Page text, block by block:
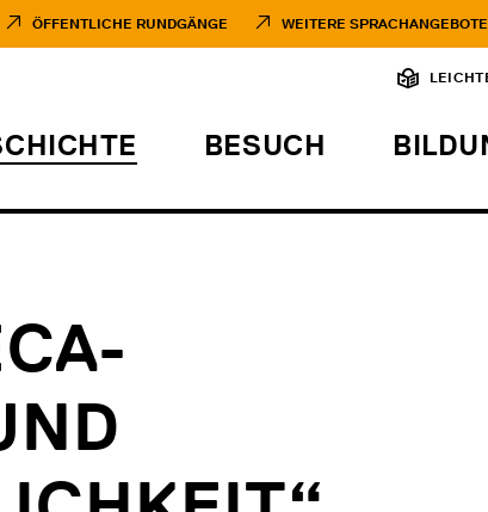
ÖFFENTLICHE RUNDGÄNGE WEITERE SPRACHANGEBOTE
BESUCH